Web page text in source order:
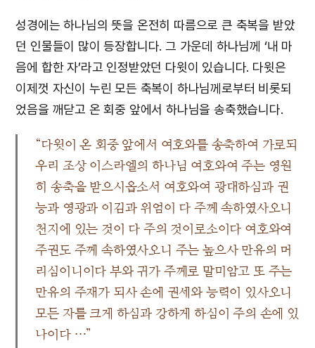
성경에는 하나님의 뜻을 온전히 따름으로 큰 축복을 받았
던 인물들이 많이 등장합니다. 그 가운데 하나님께 ‘내 마
음에 합한 자’라고 인정받았던 다윗이 있습니다. 다윗은
이제껏 자신이 누린 모든 축복이 하나님께로부터 비롯되
었음을 깨닫고 온 회중 앞에서 하나님을 송축했습니다.
“다윗이 온 회중 앞에서 여호와를 송축하여 가로되
우리 조상 이스라엘의 하나님 여호와여 주는 영원
히 송축을 받으시옵소서 여호와여 광대하심과 권
능과 영광과 이김과 위엄이 다 주께 속하였사오니
천지에 있는 것이 다 주의 것이로소이다 여호와여
주권도 주께 속하였사오니 주는 높으사 만유의 머
리심이니이다 부와 귀가 주께로 말미암고 또 주는
만유의 주재가 되사 손에 권세와 능력이 있사오니
모든 자를 크게 하심과 강하게 하심이 주의 손에 있
나이다 …”